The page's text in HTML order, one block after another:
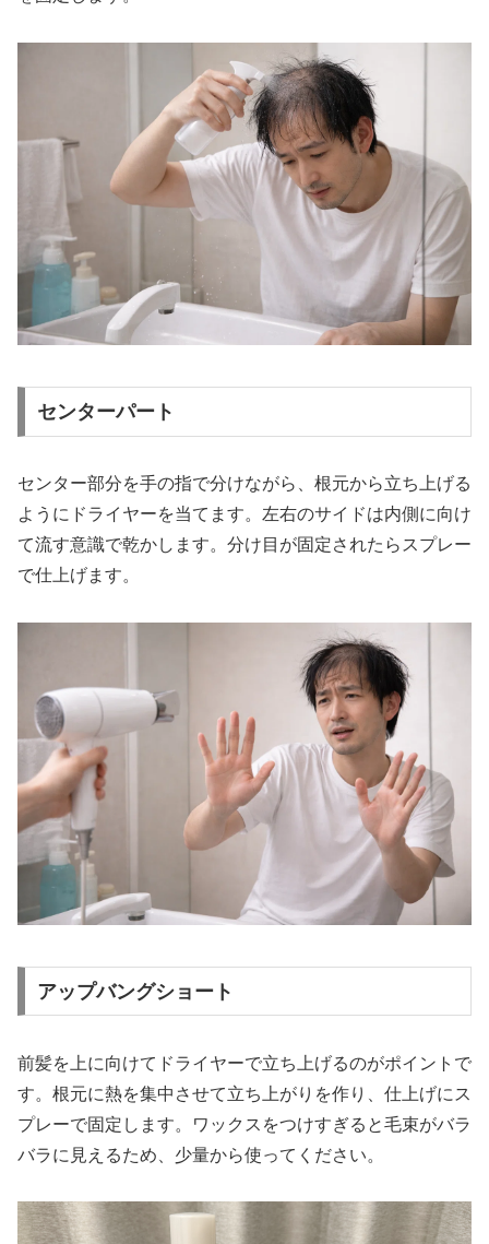
センターパート
センター部分を手の指で分けながら、根元から立ち上げる
ようにドライヤーを当てます。左右のサイドは内側に向け
て流す意識で乾かします。分け目が固定されたらスプレー
で仕上げます。
アップバングショート
前髪を上に向けてドライヤーで立ち上げるのがポイントで
す。根元に熱を集中させて立ち上がりを作り、仕上げにス
プレーで固定します。ワックスをつけすぎると毛束がバラ
バラに見えるため、少量から使ってください。